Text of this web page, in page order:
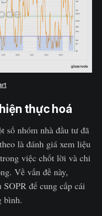
thực hoá
số nhóm nhà đầu tư đã
là đánh giá xem liệu
việc chốt lời và chi
Về vấn đề này,
để cung cấp cái
bình.